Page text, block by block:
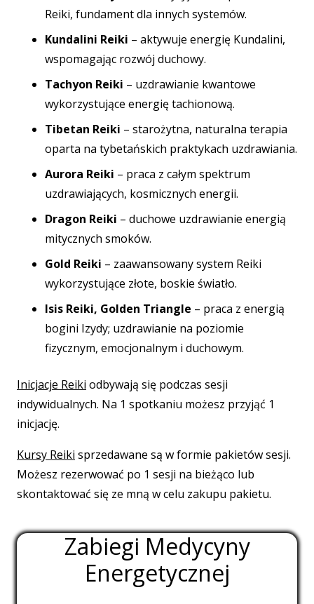
Reiki, fundament dla innych systemów.
Kundalini Reiki – aktywuje energię Kundalini,
wspomagając rozwój duchowy.
Tachyon Reiki – uzdrawianie kwantowe
wykorzystujące energię tachionową.
Tibetan Reiki – starożytna, naturalna terapia
oparta na tybetańskich praktykach uzdrawiania.
Aurora Reiki – praca z całym spektrum
uzdrawiających, kosmicznych energii.
Dragon Reiki – duchowe uzdrawianie energią
mitycznych smoków.
Gold Reiki – zaawansowany system Reiki
wykorzystujące złote, boskie światło.
Isis Reiki, Golden Triangle – praca z energią
bogini Izydy; uzdrawianie na poziomie
fizycznym, emocjonalnym i duchowym.
Inicjacje Reiki odbywają się podczas sesji
indywidualnych. Na 1 spotkaniu możesz przyjąć 1
inicjację.
Kursy Reiki sprzedawane są w formie pakietów sesji.
Możesz rezerwować po 1 sesji na bieżąco lub
skontaktować się ze mną w celu zakupu pakietu.
Zabiegi Medycyny
Energetycznej